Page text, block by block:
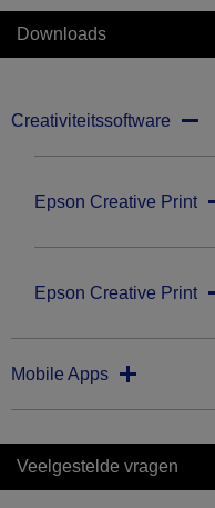
Downloads
Creativiteitssoftware
Epson Creative Print
Epson Creative Print
Mobile Apps
Veelgestelde vragen